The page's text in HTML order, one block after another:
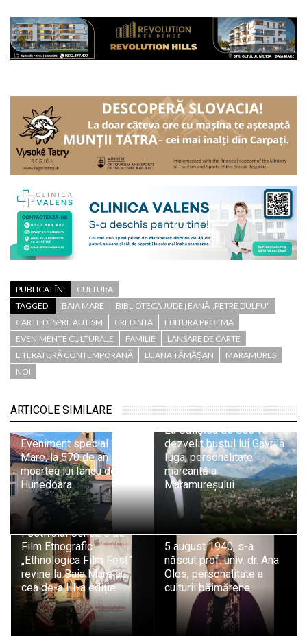
PUBLICAT ÎN:
CULTURA
TAGGED:
BAIA MARE
BIBLIOTECA JUDEȚEANĂ „PETRE DULFU”
CARTE DESPRE AUTISM
CREDINTA
EDITURA PROEMA
EVENIMENTE CULTURALE
FAMILIE
LANSARE DE CARTE
LITERATURĂ CONTEMPORANĂ
LUANA TĂMĂȘAN
MARAMURES
NOI
ARTICOLE SIMILARE
Eveniment special la Baia
Mare, la 570 de ani de la
moartea lui Iancu de
Hunedoara
La Săliștea de Sus va fi
dezvelit bustul lui Gavrilă
Iuga, personalitate
marcantă a
Maramureșului
Festivalul Concurs de
Film Etnografic
„Ethnologica Film Fest”
revine la Baia Mare cu
cea de-a III-a ediție
5 august 1940, s-a
născut prof. univ. dr. Ana
Olos, personalitate a
culturii băimărene